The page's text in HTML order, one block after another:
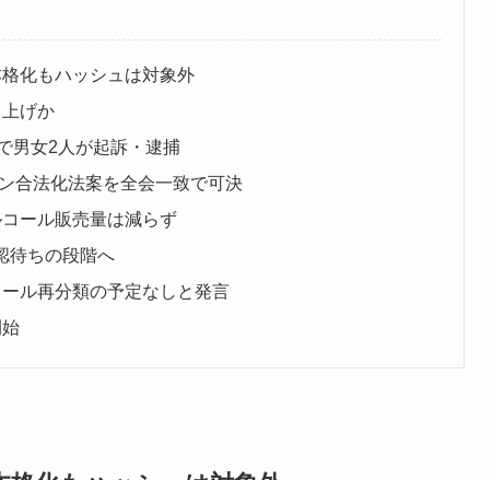
化もハッシュは対象外
げか
男女2人が起訴・逮捕
合法化法案を全会一致で可決
ール販売量は減らず
待ちの段階へ
ル再分類の予定なしと発言